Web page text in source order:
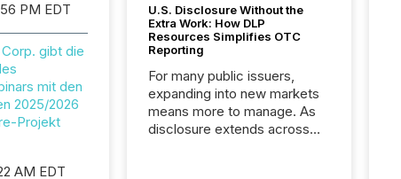
PM EDT
gibt die
mit den
2025/2026
Projekt
AM EDT
U.S. Disclosure Without the
Extra Work: How DLP
Resources Simplifies OTC
Reporting
For many public issuers,
expanding into new markets
means more to manage. As
disclosure extends across